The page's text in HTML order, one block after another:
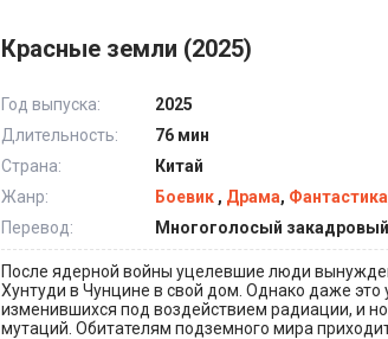
Красные земли (2025)
Год выпуска:
2025
Длительность:
76 мин
Страна:
Китай
Жанр:
Боевик , Драма, Фантастика
Перевод:
Многоголосый закадровый
После ядерной войны уцелевшие люди
Хунтуди в Чунцине в свой дом. Однако даже
изменившихся под воздействием радиации, и
мутаций. Обитателям подземного мира